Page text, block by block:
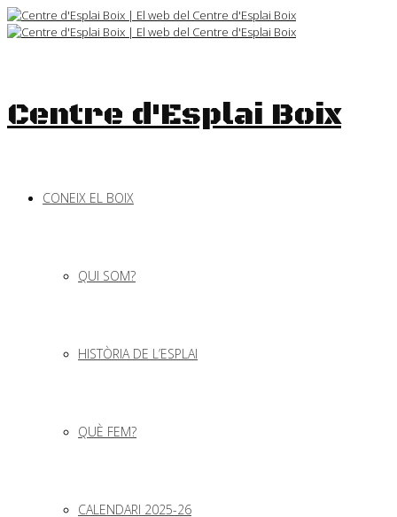
Skip
to
Centre d'Esplai Boix
CONEIX EL BOIX
QUI SOM?
HISTÒRIA DE L’ESPLAI
QUÈ FEM?
CALENDARI 2025-26